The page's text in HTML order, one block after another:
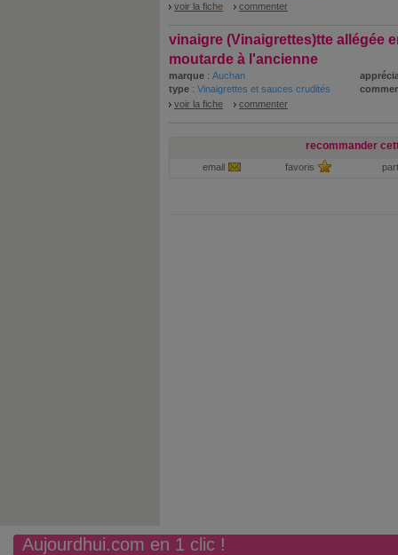
voir la fiche
commenter
vinaigre (Vinaigrettes)tte allégée
moutarde à l'ancienne
marque : Auchan
type : Vinaigrettes et sauces crudités
voir la fiche
commenter
recommander
email favoris
Aujourdhui.com en 1 clic !